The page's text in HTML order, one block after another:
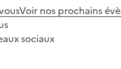
Voir nos prochains
sociaux